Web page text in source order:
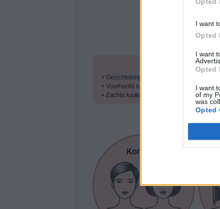
I want
Opted
I want
Opted
I want
of my
was
Opted